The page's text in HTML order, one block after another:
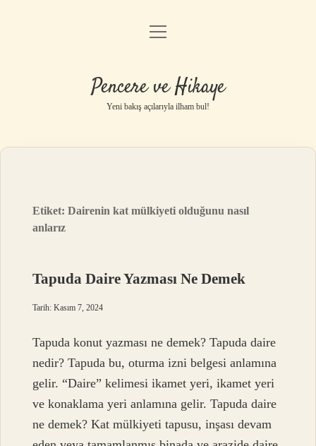
Anasayfa
Yasal Uyarı
menüyü
Pencere ve Hikaye
Yeni bakış açılarıyla ilham bul!
Etiket:Dairenin kat mülkiyeti olduğunu nasıl
anlarız
Tapuda Daire Yazması Ne Demek
Tarih: Kasım 7, 2024
Tapuda konut yazması ne demek? Tapuda daire
nedir? Tapuda bu, oturma izni belgesi anlamına
gelir. “Daire” kelimesi ikamet yeri, ikamet yeri
ve konaklama yeri anlamına gelir. Tapuda daire
ne demek? Kat mülkiyeti tapusu, inşası devam